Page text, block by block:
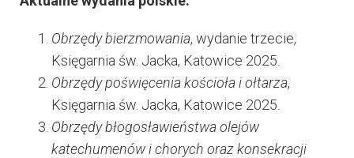
Obrzędy bierzmowania, wydanie trzecie,
Księgarnia św. Jacka, Katowice 2025.
Obrzędy poświęcenia kościoła i ołtarza,
Księgarnia św. Jacka, Katowice 2025.
Obrzędy błogosławieństwa olejów
katechumenów i chorych oraz konsekracji